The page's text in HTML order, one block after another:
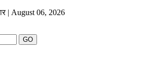
| August 06, 2026
GO